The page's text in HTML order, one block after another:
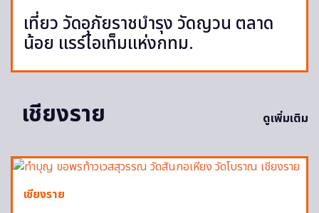
เที่ยว วัดอุภัยราชบำรุง วัดญวน ตลาด
น้อย แรร์ไอเท็มแห่งกทม.
เชียงราย ดูเพิ่มเติม
เชียงราย